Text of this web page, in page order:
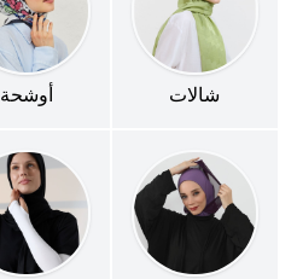
شالات أوشحة